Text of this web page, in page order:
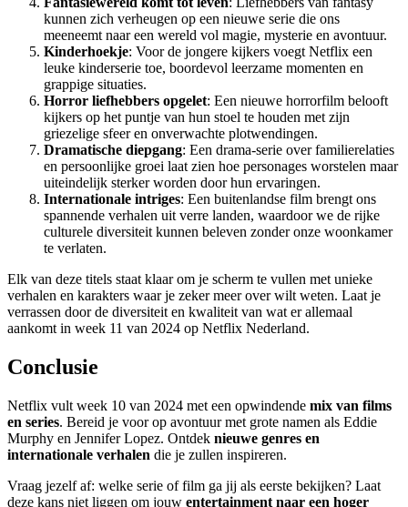
kunnen zich verheugen op een nieuwe serie die ons
meeneemt naar een wereld vol magie, mysterie en avontuur.
Kinderhoekje: Voor de jongere kijkers voegt Netflix een
leuke kinderserie toe, boordevol leerzame momenten en
grappige situaties.
Horror liefhebbers opgelet: Een nieuwe horrorfilm belooft
kijkers op het puntje van hun stoel te houden met zijn
griezelige sfeer en onverwachte plotwendingen.
Dramatische diepgang: Een drama-serie over familierelaties
en persoonlijke groei laat zien hoe personages worstelen maar
uiteindelijk sterker worden door hun ervaringen.
Internationale intriges: Een buitenlandse film brengt ons
spannende verhalen uit verre landen, waardoor we de rijke
culturele diversiteit kunnen beleven zonder onze woonkamer
te verlaten.
Elk van deze titels staat klaar om je scherm te vullen met unieke
verhalen en karakters waar je zeker meer over wilt weten. Laat je
verrassen door de diversiteit en kwaliteit van wat er allemaal
aankomt in week 11 van 2024 op Netflix Nederland.
Conclusie
Netflix vult week 10 van 2024 met een opwindende mix van films
en series. Bereid je voor op avontuur met grote namen als Eddie
Murphy en Jennifer Lopez. Ontdek nieuwe genres en
internationale verhalen die je zullen inspireren.
Vraag jezelf af: welke serie of film ga jij als eerste bekijken? Laat
deze kans niet liggen om jouw entertainment naar een hoger